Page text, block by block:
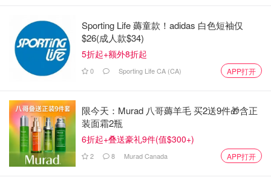
Sporting Life 薅童款！adidas 白色短袖仅
$26(成人款$34)
5折起+额外8折起
0 Sporting Life CA (CA) APP打开
限今天：Murad 八哥薅羊毛 买2送9件🎁含正
装面霜2瓶
6折起+叠送豪礼9件(值$300+)
2 8 Murad Canada APP打开